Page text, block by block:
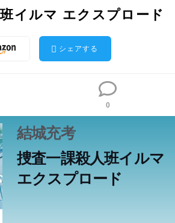
イルマ エクスプロード
シェアする
0
結城充考
捜査一課殺人班イルマ
エクスプロード